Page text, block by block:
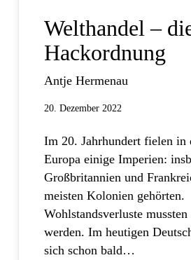
Welthandel –
Hackordnung
Antje Hermenau
20. Dezember 2022
Im 20. Jahrhundert fielen in
Europa einige Imperien:
Großbritannien und
meisten Kolonien gehörten.
Wohlstandsverluste
werden. Im heutigen
sich schon bald…